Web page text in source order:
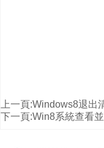
上一頁:Windows8退出
下一頁:Win8系統查看